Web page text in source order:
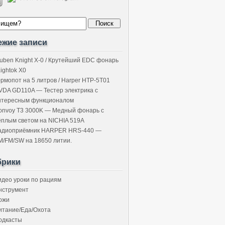
записи
Knight X-0 / Крутейший EDC фонарь
X0
на 5 литров / Harper HTP-5T01
GD110A — Тестер электрика с
функционалом
T3 3000K — Медный фонарь с
светом на NICHIA 519A
HARPER HRS-440 —
FM/SW на 18650 литии.
уроки по рациям
Еда/Охота